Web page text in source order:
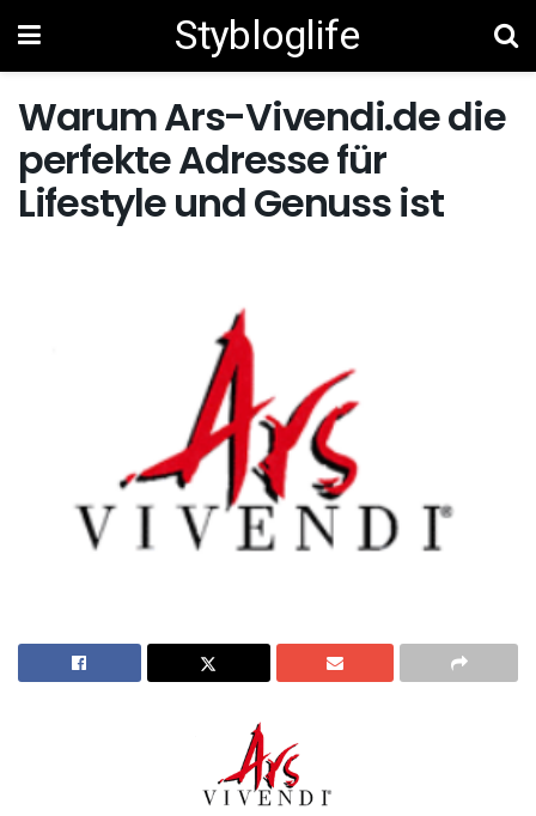
Stybloglife
Warum Ars-Vivendi.de die
perfekte Adresse für
Lifestyle und Genuss ist